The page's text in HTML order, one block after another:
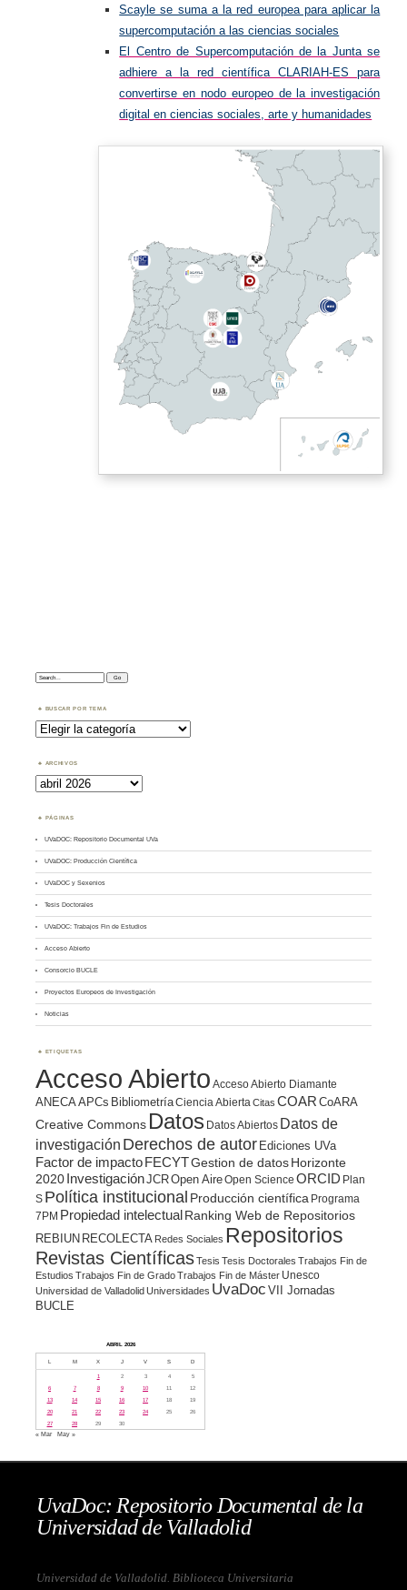
Scayle se suma a la red europea para aplicar la
supercomputación a las ciencias sociales
El Centro de Supercomputación de la Junta se
adhiere a la red científica CLARIAH-ES para
convertirse en nodo europeo de la investigación
digital en ciencias sociales, arte y humanidades
Search:
BUSCAR POR TEMA
Buscar
por
Tema
ARCHIVOS
Archivos
PÁGINAS
UVaDOC: Repositorio Documental UVa
UVaDOC: Producción Científica
UVaDOC y Sexenios
Tesis Doctorales
UVaDOC: Trabajos Fin de Estudios
Acceso Abierto
Consorcio BUCLE
Proyectos Europeos de Investigación
Noticias
ETIQUETAS
Acceso Abierto Acceso Abierto Diamante
ANECA APCs BibliometríaCiencia Abierta Citas COAR CoARA
Creative Commons Datos Datos Abiertos Datos de
investigación Derechos de autor Ediciones UVa
Factor de impacto FECYTGestion de datosHorizonte
2020 InvestigaciónJCROpen AireOpen Science ORCID Plan
S Política institucional Producción científica Programa
7PM Propiedad intelectualRanking Web de Repositorios
REBIUN RECOLECTA Redes Sociales Repositorios
Revistas CientíficasTesis Tesis Doctorales Trabajos Fin de
Estudios Trabajos Fin de GradoTrabajos Fin de Máster Unesco
Universidad de ValladolidUniversidades UvaDoc VII Jornadas
BUCLE
ABRIL 2026
L M X J V S D
1 2 3 4
5
6
7 8 9 10 11
12
13
14 15 16 17 18
19
20
21 22 23 24 25
26
27
28 29 30
« Mar May »
UvaDoc: Repositorio Documental de la
Universidad de Valladolid
Universidad de Valladolid. Biblioteca Universitaria